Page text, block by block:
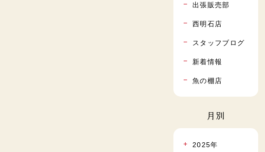
出張販売部
西明石店
スタッフブログ
新着情報
魚の棚店
月別
2025年